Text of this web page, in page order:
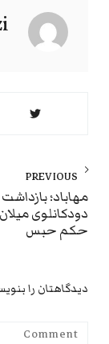
راهبری
نوشته
PREVIOUS
Previous
post:
مهاباد؛
دودکانلوی
حکم حبس
دیدگاهتان را